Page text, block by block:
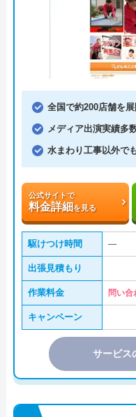
全国で約200店舗を展
メディア出演実績多
水まわり工事以外で
公式サイトで
料金詳細を見る
駆けつけ時間 ―
出張見積もり
作業料金 問い合
キャンペーン
サービス